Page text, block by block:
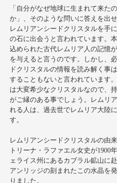
「自分がなぜ地球に生まれて来た
か」、そのような問いに答えを出
レムリアンシードクリスタルを手
の石に出会うと言われています。
込められた古代レムリア人の記憶
を与えると言うのです。しかし、
ドクリスタルの情報を読み解く事
することもないと言われています
は大変希少なクリスタルなので、
がご縁のある事でしょう。レムリ
れる人は、過去世でレムリア大陸
す。
レムリアンシードクリスタルの由
トリーナ・ラファエル女史が1900
ェライス州にあるカブラル鉱山に
アンリッジの刻まれたこの水晶を
りました。